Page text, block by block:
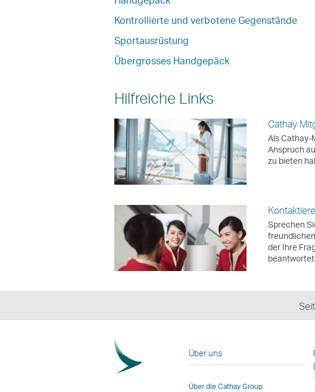
Kontrollierte und verbotene Gegenstände
Sportausrüstung
Übergrosses Handgepäck
Hilfreiche Links
Cathay
Als Cathay-
Anspruch
zu bieten
Sprechen
der Ihre
Über uns
Über die Cathay Group